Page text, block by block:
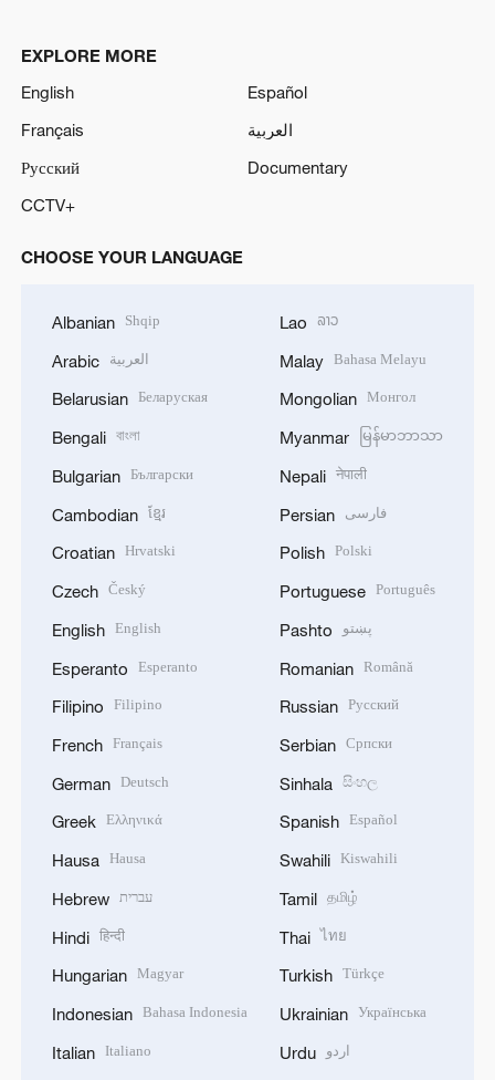
EXPLORE MORE
English
Español
Français
العربية
Русский
Documentary
CCTV+
CHOOSE YOUR LANGUAGE
Albanian Shqip
Arabic العربية
Belarusian Беларуская
Bengali বাংলা
Bulgarian Български
Cambodian ខ្មែរ
Croatian Hrvatski
Czech Český
English English
Esperanto Esperanto
Filipino Filipino
French Français
German Deutsch
Greek Ελληνικά
Hausa Hausa
Hebrew עברית
Hindi हिन्दी
Hungarian Magyar
Indonesian Bahasa Indonesia
Italian Italiano
Lao ລາວ
Malay Bahasa Melayu
Mongolian Монгол
Myanmar မြန်မာဘာသာ
Nepali नेपाली
Persian فارسی
Polish Polski
Portuguese Português
Pashto پښتو
Romanian Română
Russian Русский
Serbian Српски
Sinhala සිංහල
Spanish Español
Swahili Kiswahili
Tamil தமிழ்
Thai ไทย
Turkish Türkçe
Ukrainian Українська
Urdu اردو